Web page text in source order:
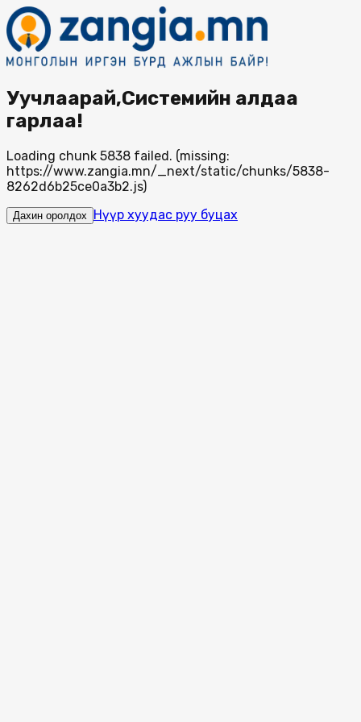
Уучлаарай,Системийн алдаа
гарлаа!
Loading chunk 5838 failed. (missing:
https://www.zangia.mn/_next/static/chunks/5838-
8262d6b25ce0a3b2.js)
Дахин оролдох Нүүр хуудас руу буцах